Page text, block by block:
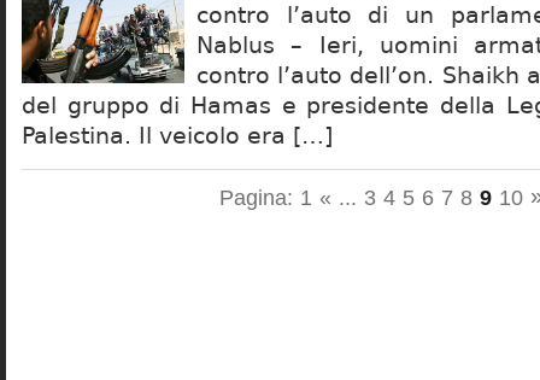
contro l’auto di un
Nablus – Ieri, uomini
contro l’auto dell’on. Shaikh
del gruppo di Hamas e presidente della
Palestina. Il veicolo era […]
Pagina: 1 « ... 3 4 5 6 7 8 9 10